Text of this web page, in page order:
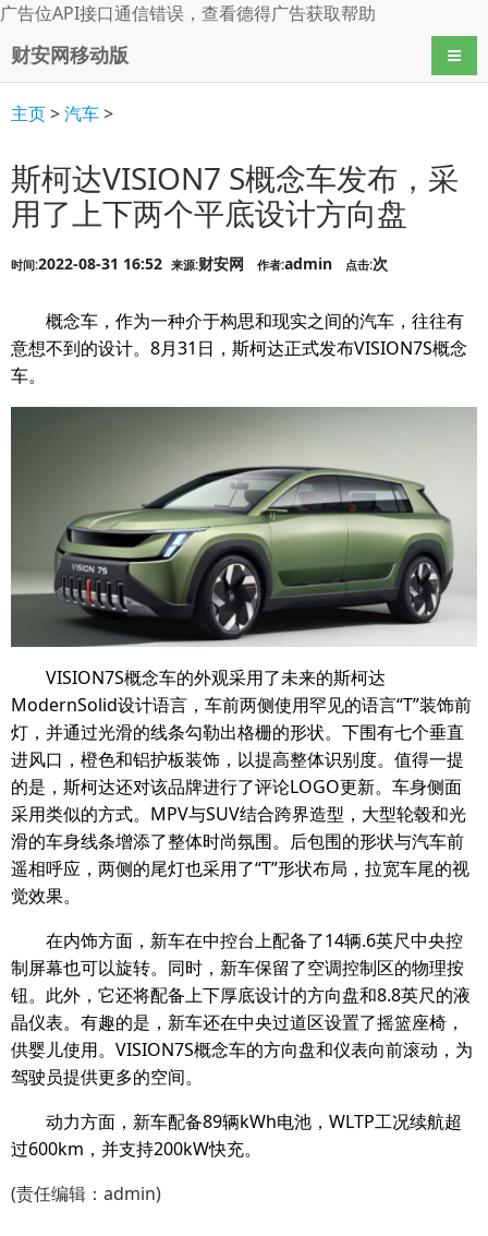
广告位API接口通信错误，查看德得广告获取帮助
财安网移动版 导航
主页>汽车>
斯柯达VISION7 S概念车发布，采
用了上下两个平底设计方向盘
时间:2022-08-31 16:52 来源:财安网 作者:admin 点击:次
概念车，作为一种介于构思和现实之间的汽车，往往有
意想不到的设计。8月31日，斯柯达正式发布VISION7S概念
车。
VISION7S概念车的外观采用了未来的斯柯达
ModernSolid设计语言，车前两侧使用罕见的语言“T”装饰前
灯，并通过光滑的线条勾勒出格栅的形状。下围有七个垂直
进风口，橙色和铝护板装饰，以提高整体识别度。值得一提
的是，斯柯达还对该品牌进行了评论LOGO更新。车身侧面
采用类似的方式。MPV与SUV结合跨界造型，大型轮毂和光
滑的车身线条增添了整体时尚氛围。后包围的形状与汽车前
遥相呼应，两侧的尾灯也采用了“T”形状布局，拉宽车尾的视
觉效果。
在内饰方面，新车在中控台上配备了14辆.6英尺中央控
制屏幕也可以旋转。同时，新车保留了空调控制区的物理按
钮。此外，它还将配备上下厚底设计的方向盘和8.8英尺的液
晶仪表。有趣的是，新车还在中央过道区设置了摇篮座椅，
供婴儿使用。VISION7S概念车的方向盘和仪表向前滚动，为
驾驶员提供更多的空间。
动力方面，新车配备89辆kWh电池，WLTP工况续航超
过600km，并支持200kW快充。
(责任编辑：admin)